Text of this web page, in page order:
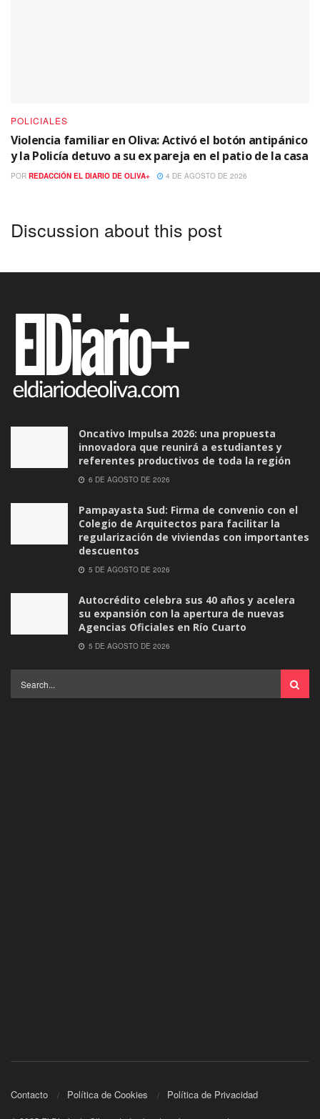
POLICIALES
Violencia familiar en Oliva: Activó el botón antipánico
y la Policía detuvo a su ex pareja en el patio de la casa
POR REDACCIÓN EL DIARIO DE OLIVA+ 4 DE AGOSTO DE 2026
Discussion about this post
Oncativo Impulsa 2026: una propuesta
innovadora que reunirá a estudiantes y
referentes productivos de toda la región
6 DE AGOSTO DE 2026
Pampayasta Sud: Firma de convenio con el
Colegio de Arquitectos para facilitar la
regularización de viviendas con importantes
descuentos
5 DE AGOSTO DE 2026
Autocrédito celebra sus 40 años y acelera
su expansión con la apertura de nuevas
Agencias Oficiales en Río Cuarto
5 DE AGOSTO DE 2026
Contacto Política de Cookies Política de Privacidad